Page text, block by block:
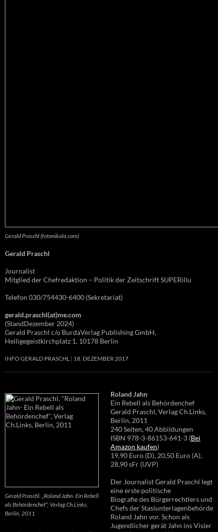
Gerald Praschl (fotonikola.com)
Gerald Praschl
Journalist
Mitglied der Chefredaktion – Politik der Zeitschrift SUPERillu
Telefon 030/754430-6400 (Sekretariat)
gerald.praschl(at)me.com
(StandDezember 2024)
Gerald Praschl c/o BurdaVerlag Publishing GmbH,
Heiligegeistkirchplatz 1, 10178 Berlin
INFO GERALD PRASCHL 18. DEZEMBER 2017
Gerald Praschl. „Roland Jahn- Ein Rebell
als Behördenchef“, Verlag Ch.Links,
Berlin, 2011
Roland Jahn
Ein Rebell als Behördenchef
Gerald Praschl, Verlag Ch.Links,
Berlin, 2011
240 Seiten, 40 Abbildungen
ISBN 978-3-86153-641-3 (Bei
Amazon kaufen)
19,90 Euro (D), 20,50 Euro (A),
28,90 sFr (UVP)
Der Journalist Gerald Praschl legt
eine erste politische
Biografie des Bürgerrechtlers und
Chefs der Stasiunterlagenbehörde
Roland Jahn vor. Schon als
Jugendlicher gerät Jahn ins Visier